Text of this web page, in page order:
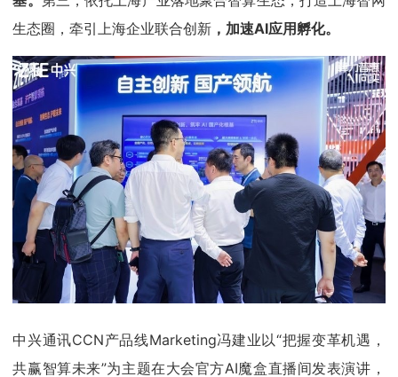
生态圈，牵引上海企业联合创新 ，加速AI应用孵化。
中兴通讯CCN产品线Marketing冯建业以“把握变革机遇，
共赢智算未来”为主题在大会官方AI魔盒直播间发表演讲，